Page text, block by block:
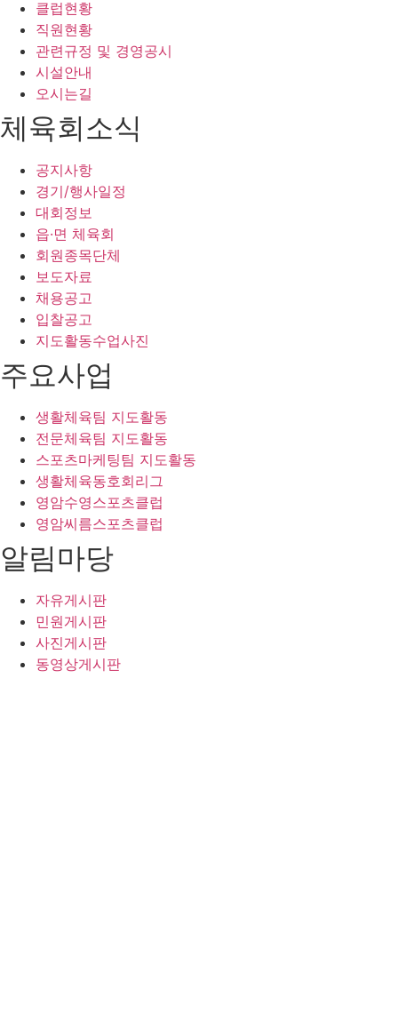
클럽현황
직원현황
관련규정 및 경영공시
시설안내
오시는길
체육회소식
공지사항
경기/행사일정
대회정보
읍·면 체육회
회원종목단체
보도자료
채용공고
입찰공고
지도활동수업사진
주요사업
생활체육팀 지도활동
전문체육팀 지도활동
스포츠마케팅팀 지도활동
생활체육동호회리그
영암수영스포츠클럽
영암씨름스포츠클럽
알림마당
자유게시판
민원게시판
사진게시판
동영상게시판